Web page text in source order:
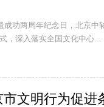
功两周年纪念日，北京中
，深入落实全国文化中心...